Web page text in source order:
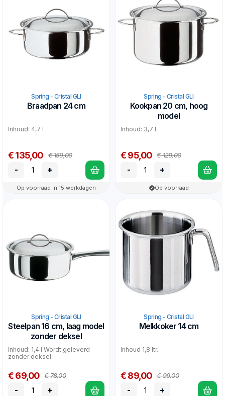
Spring - Cristal GLI
Braadpan 24 cm
Inhoud: 4,7 l
€ 135,00 € 159,00
- +
Op voorraad in 15 werkdagen
Spring - Cristal GLI
Kookpan 20 cm, hoog
model
Inhoud: 3,7 l
€ 95,00 € 129,00
- +
Op voorraad
Spring - Cristal GLI
Steelpan 16 cm, laag model
zonder deksel
Inhoud: 1,4 l Wordt geleverd
zonder deksel.
€ 69,00 € 78,00
- +
Spring - Cristal GLI
Melkkoker 14 cm
Inhoud 1,8 ltr.
€ 89,00 € 99,00
- +